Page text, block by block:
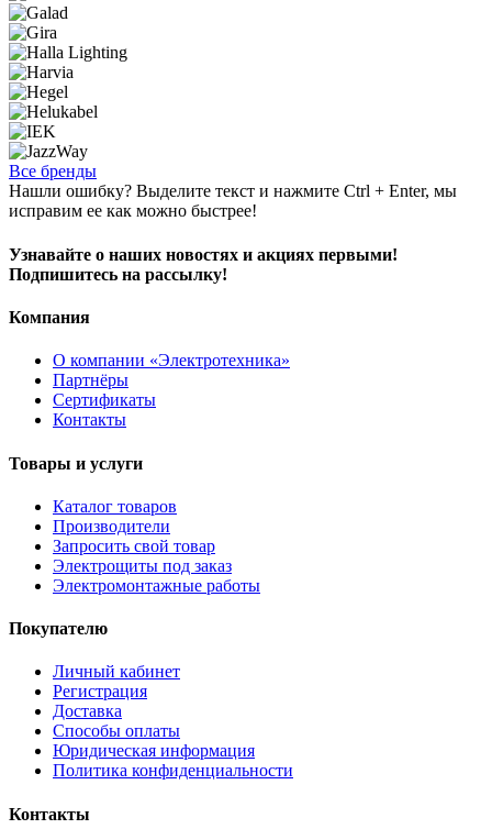
Все бренды
Нашли ошибку? Выделите текст и нажмите Ctrl + Enter, мы
исправим ее как можно быстрее!
Узнавайте о наших новостях и акциях первыми!
Подпишитесь на рассылку!
Компания
О компании «Электротехника»
Партнёры
Сертификаты
Контакты
Товары и услуги
Каталог товаров
Производители
Запросить свой товар
Электрощиты под заказ
Электромонтажные работы
Покупателю
Личный кабинет
Регистрация
Доставка
Способы оплаты
Юридическая информация
Политика конфиденциальности
Контакты